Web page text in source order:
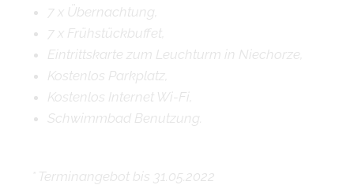
7 x Übernachtung,
7 x Frühstückbuffet,
Eintrittskarte zum Leuchturm in Niechorze,
Kostenlos Parkplatz,
Kostenlos Internet Wi-Fi,
Schwimmbad Benutzung.
* Terminangebot bis 31.05.2022